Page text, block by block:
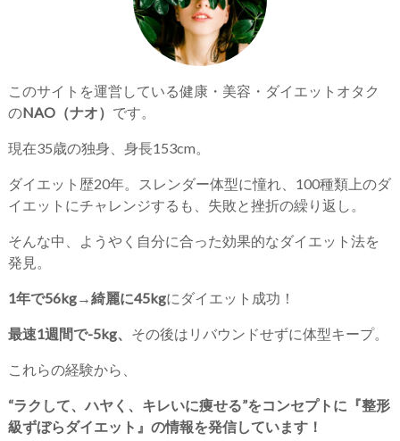
このサイトを運営している健康・美容・ダイエットオタク
のNAO（ナオ） です。
現在35歳の独身、身長153cm。
ダイエット歴20年。スレンダー体型に憧れ、100種類上のダ
イエットにチャレンジするも、失敗と挫折の繰り返し。
そんな中、ようやく自分に合った効果的なダイエット法を
発見。
1年で56kg→綺麗に45kgにダイエット成功！
最速1週間で-5kg、 その後はリバウンドせずに体型キープ。
これらの経験から、
“ラクして、ハヤく、キレいに痩せる”をコンセプトに『整形
級ずぼらダイエット』の情報を発信しています！